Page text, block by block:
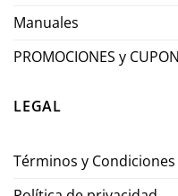
Manuales
PROMOCIONES y
LEGAL
Términos y